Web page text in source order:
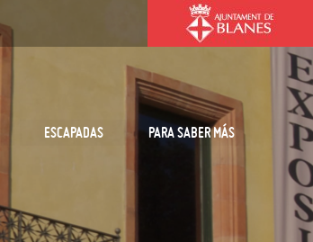
ESCAPADAS PARA SABER MÁS